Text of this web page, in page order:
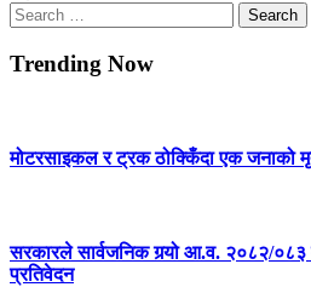
Search
for:
Trending Now
मोटरसाइकल र ट्रक ठोक्किँदा एक जनाको
सरकारले सार्वजनिक गर्‍यो आ.व. २०८२/०८३
प्रतिवेदन